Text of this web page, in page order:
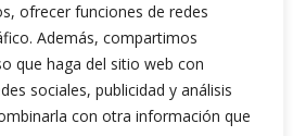
ofrecer funciones de redes
Además, compartimos
que haga del sitio web con
sociales, publicidad y análisis
con otra información que